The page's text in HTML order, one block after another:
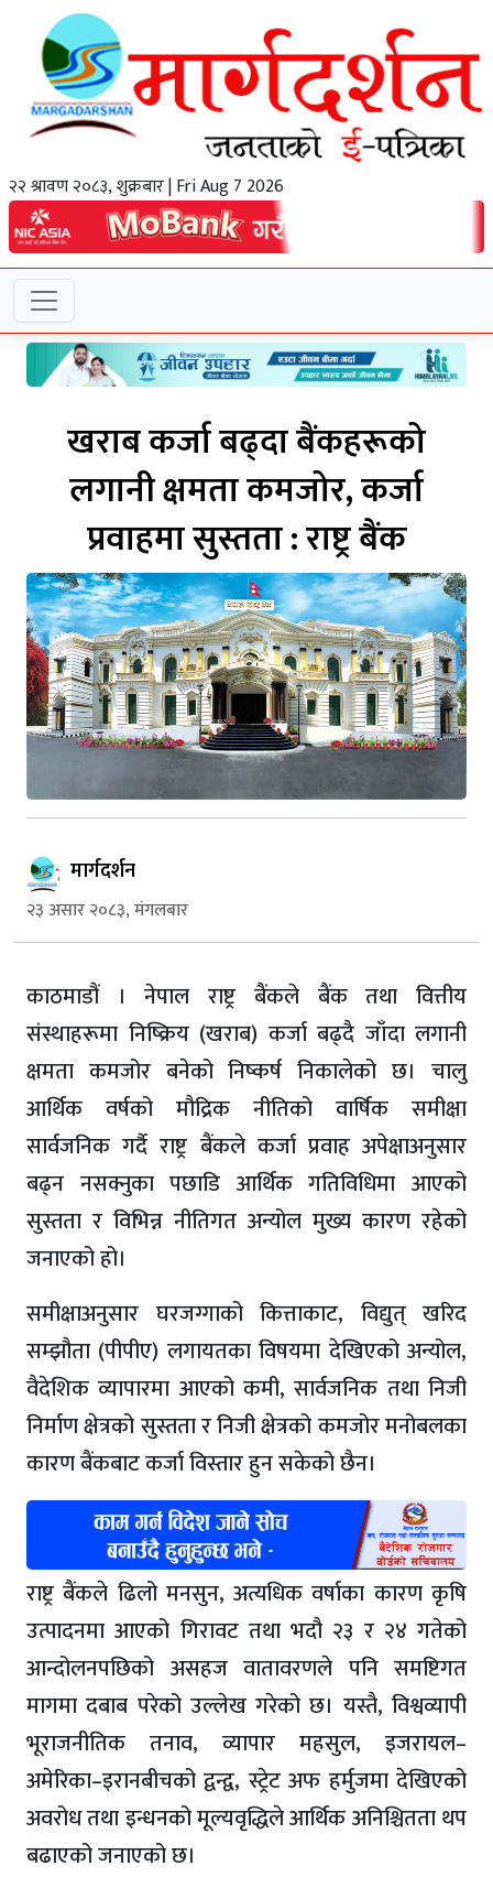
२२ श्रावण २०८३, शुक्रबार | Fri Aug 7 2026
खराब कर्जा बढ्दा बैंकहरूको
लगानी क्षमता कमजोर, कर्जा
प्रवाहमा सुस्तता : राष्ट्र बैंक
मार्गदर्शन
२३ असार २०८३, मंगलबार
काठमाडौं । नेपाल राष्ट्र बैंकले बैंक तथा वित्तीय
संस्थाहरूमा निष्क्रिय (खराब) कर्जा बढ्दै जाँदा लगानी
क्षमता कमजोर बनेको निष्कर्ष निकालेको छ। चालु
आर्थिक वर्षको मौद्रिक नीतिको वार्षिक समीक्षा
सार्वजनिक गर्दै राष्ट्र बैंकले कर्जा प्रवाह अपेक्षाअनुसार
बढ्न नसक्नुका पछाडि आर्थिक गतिविधिमा आएको
सुस्तता र विभिन्न नीतिगत अन्योल मुख्य कारण रहेको
जनाएको हो।
समीक्षाअनुसार घरजग्गाको कित्ताकाट, विद्युत् खरिद
सम्झौता (पीपीए) लगायतका विषयमा देखिएको अन्योल,
वैदेशिक व्यापारमा आएको कमी, सार्वजनिक तथा निजी
निर्माण क्षेत्रको सुस्तता र निजी क्षेत्रको कमजोर मनोबलका
कारण बैंकबाट कर्जा विस्तार हुन सकेको छैन।
राष्ट्र बैंकले ढिलो मनसुन, अत्यधिक वर्षाका कारण कृषि
उत्पादनमा आएको गिरावट तथा भदौ २३ र २४ गतेको
आन्दोलनपछिको असहज वातावरणले पनि समष्टिगत
मागमा दबाब परेको उल्लेख गरेको छ। यस्तै, विश्वव्यापी
भूराजनीतिक तनाव, व्यापार महसुल, इजरायल–
अमेरिका–इरानबीचको द्वन्द्व, स्ट्रेट अफ हर्मुजमा देखिएको
अवरोध तथा इन्धनको मूल्यवृद्धिले आर्थिक अनिश्चितता थप
बढाएको जनाएको छ।